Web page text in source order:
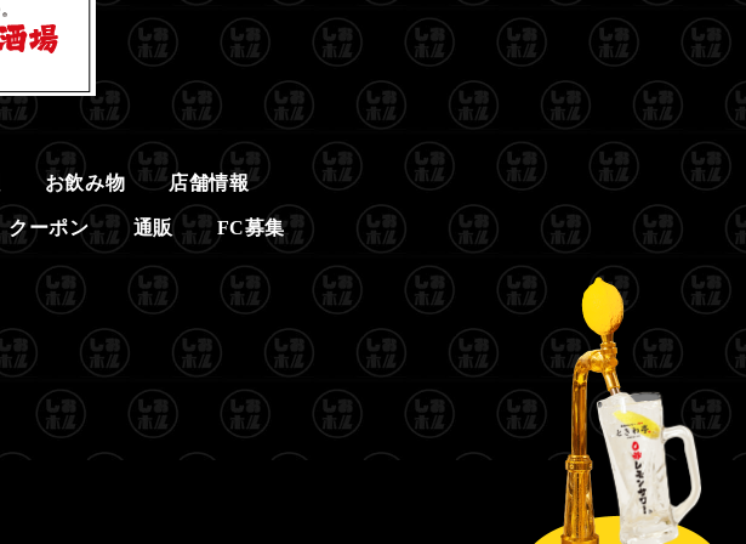
お飲み物 店舗情報
クーポン 通販 FC募集